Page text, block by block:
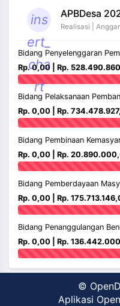
ins
ert_
cha
rt
APBDesa
Realisasi |
Bidang Penyelenggaran
Rp. 0,00 | Rp.
Bidang Pelaksanaan
Rp. 0,00 | Rp.
Bidang Pembinaan
Rp. 0,00 | Rp.
Bidang Pemberdayaan
Rp. 0,00 | Rp.
Bidang Penanggulangan
Rp. 0,00 | Rp.
©
Aplikasi